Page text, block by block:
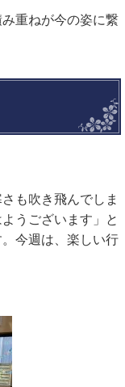
重ねが今の姿に繋
も吹き飛んでしま
うございます」と
今週は、楽しい行